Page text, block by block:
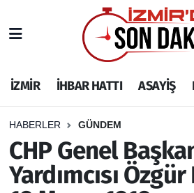
İZMİR İHBAR HATTI ASAYİŞ
HABERLER GÜNDEM
CHP Genel
Yardımcısı
İHBAR HATTI
DEPREM
GENEL
İzmir Nöbetçi Eczaneler
İzmir Hava Durumu
İzmir Namaz Vakitleri
İzmir Trafik Yoğunluk